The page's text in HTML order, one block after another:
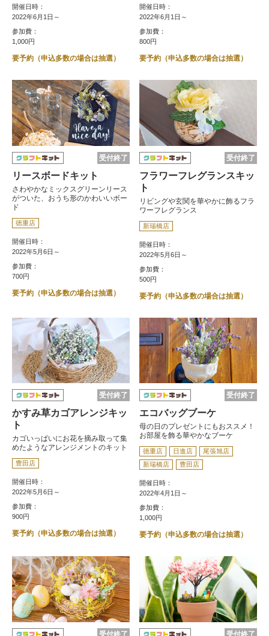
開催日時：
2022年6月1日～
参加費：
1,000円
要予約（申込多数の場合は抽選）
開催日時：
2022年6月1日～
参加費：
800円
要予約（申込多数の場合は抽選）
受付終了
リースボードキット
さわやかなミックスグリーンリース
がついた、おうち形のかわいいボー
ド
徳重店
開催日時：
2022年5月6日～
参加費：
700円
要予約（申込多数の場合は抽選）
受付終了
フラワーフレグランスキッ
ト
リビングや玄関を華やかに飾るフラ
ワーフレグランス
新瑞橋店
開催日時：
2022年5月6日～
参加費：
500円
要予約（申込多数の場合は抽選）
受付終了
かすみ草カゴアレンジキッ
ト
カゴいっぱいにお花を摘み取って集
めたようなアレンジメントのキット
豊田店
開催日時：
2022年5月6日～
参加費：
900円
要予約（申込多数の場合は抽選）
受付終了
エコバッグブーケ
母の日のプレゼントにもおススメ！
お部屋を飾る華やかなブーケ
徳重店 日進店
尾張旭店
新瑞橋店
豊田店
開催日時：
2022年4月1日～
参加費：
1,000円
要予約（申込多数の場合は抽選）
受付終了 受付終了